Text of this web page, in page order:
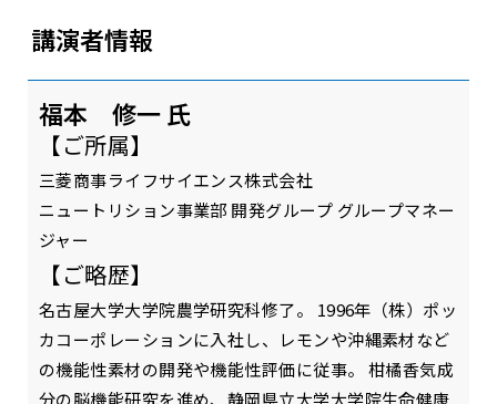
講演者情報
福本 修一 氏
【ご所属】
三菱商事ライフサイエンス株式会社
ニュートリション事業部 開発グループ グループマネー
ジャー
【ご略歴】
名古屋大学大学院農学研究科修了。 1996年（株）ポッ
カコーポレーションに入社し、レモンや沖縄素材など
の機能性素材の開発や機能性評価に従事。 柑橘香気成
分の脳機能研究を進め、静岡県立大学大学院生命健康